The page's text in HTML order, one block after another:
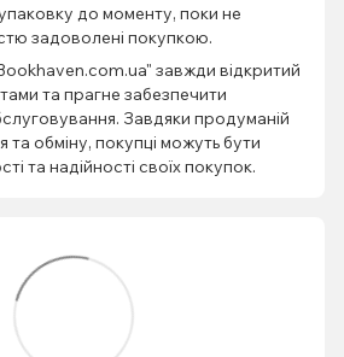
до моменту, поки не
задоволені покупкою.
завжди відкритий
та прагне забезпечити
Завдяки продуманій
та обміну, покупці можуть бути
та надійності своїх покупок.